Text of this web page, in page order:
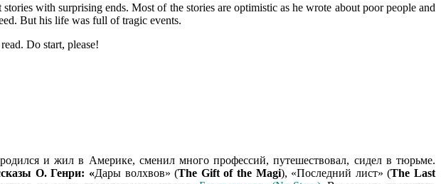
with surprising ends. Most of the stories are optimistic as he wrote about poor people and
But his life was full of tragic events.
Do start, please!
и жил в Америке, сменил много профессий, путешествовал, сидел в тюрьме.
О. Генри: «Дары волхвов» (The Gift of the Magi), «Последний лист» (The Last